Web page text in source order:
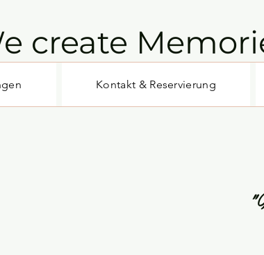
create
Kontakt & Reservierung
"